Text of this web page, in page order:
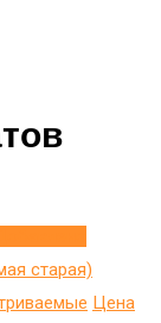
старая)
Цена